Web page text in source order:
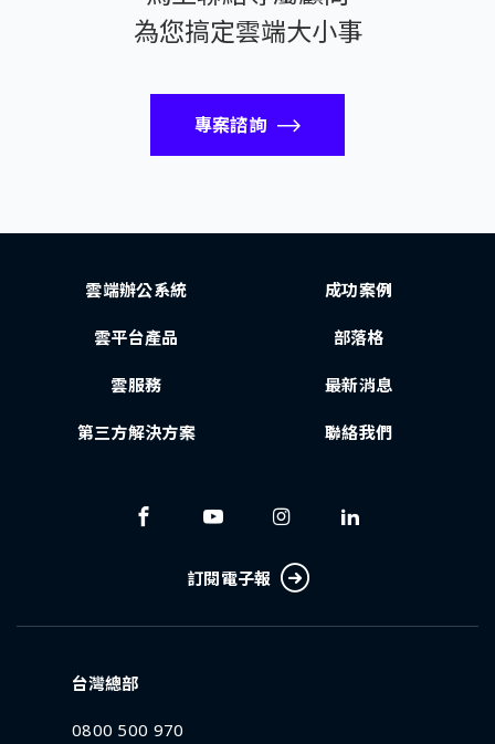
為您搞定雲端大小事
專案諮詢
雲端辦公系統
雲平台產品
雲服務
第三方解決方案
成功案例
部落格
最新消息
聯絡我們
訂閱電子報
台灣總部
0800 500 970